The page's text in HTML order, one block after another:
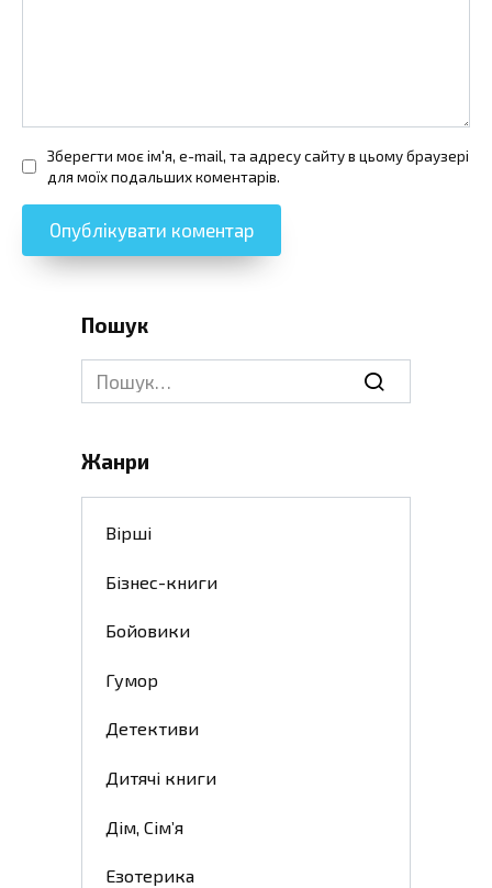
Зберегти моє ім'я, e-mail, та адресу сайту в цьому браузері
для моїх подальших коментарів.
Пошук
Search
for:
Жанри
Вірші
Бізнес-книги
Бойовики
Гумор
Детективи
Дитячі книги
Дім, Сім’я
Езотерика